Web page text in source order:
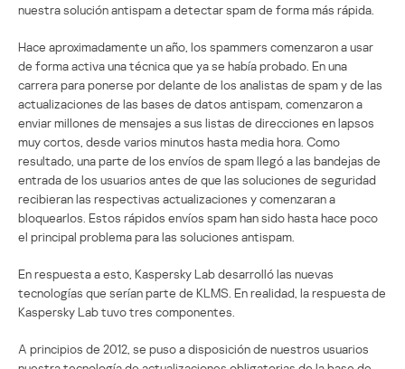
nuestra solución antispam a detectar spam de forma más rápida.
Hace aproximadamente un año, los spammers comenzaron a usar
de forma activa una técnica que ya se había probado. En una
carrera para ponerse por delante de los analistas de spam y de las
actualizaciones de las bases de datos antispam, comenzaron a
enviar millones de mensajes a sus listas de direcciones en lapsos
muy cortos, desde varios minutos hasta media hora. Como
resultado, una parte de los envíos de spam llegó a las bandejas de
entrada de los usuarios antes de que las soluciones de seguridad
recibieran las respectivas actualizaciones y comenzaran a
bloquearlos. Estos rápidos envíos spam han sido hasta hace poco
el principal problema para las soluciones antispam.
En respuesta a esto, Kaspersky Lab desarrolló las nuevas
tecnologías que serían parte de KLMS. En realidad, la respuesta de
Kaspersky Lab tuvo tres componentes.
A principios de 2012, se puso a disposición de nuestros usuarios